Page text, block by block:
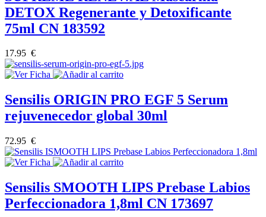
DETOX Regenerante y Detoxificante
75ml CN 183592
17.95 €
Sensilis ORIGIN PRO EGF 5 Serum
rejuvenecedor global 30ml
72.95 €
Sensilis SMOOTH LIPS Prebase Labios
Perfeccionadora 1,8ml CN 173697